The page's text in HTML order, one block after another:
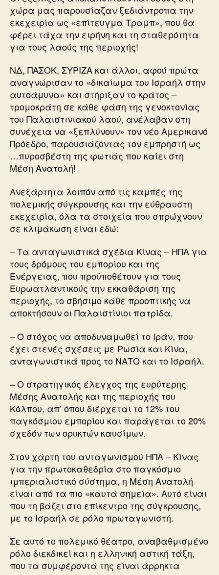
χώρα μας παρουσίαζαν ξεδιάντροπα την
εκεχειρία ως «επίτευγμα Τραμπ», που θα
φέρει τάχα την ειρήνη και τη σταθερότητα
για τους λαούς της περιοχής!
ΝΔ, ΠΑΣΟΚ, ΣΥΡΙΖΑ και άλλοι, αφού πρώτα
αναγνώρισαν το «δικαίωμα του Ισραήλ στην
αυτοάμυνα» και στήριξαν το κράτος –
τρομοκράτη σε κάθε φάση της γενοκτονίας
του Παλαιστινιακού λαού, ανέλαβαν στη
συνέχεια να «ξεπλύνουν» τον νέο Αμερικανό
Πρόεδρο, παρουσιάζοντας τον εμπρηστή ως
…πυροσβέστη της φωτιάς που καίει στη
Μέση Ανατολή!
Ανεξάρτητα λοιπόν από τις καμπές της
πολεμικής σύγκρουσης και την εύθραυστη
εκεχειρία, όλα τα στοιχεία που σπρώχνουν
σε κλιμάκωση είναι εδώ:
– Τα ανταγωνιστικά σχέδια Κίνας – ΗΠΑ για
τους δρόμους του εμπορίου και της
Ενέργειας, που προϋποθέτουν για τους
Ευρωατλαντικούς την εκκαθάριση της
περιοχής, το σβήσιμο κάθε προοπτικής να
αποκτήσουν οι Παλαιστίνιοι πατρίδα.
– Ο στόχος να αποδυναμωθεί το Ιράν, που
έχει στενές σχέσεις με Ρωσία και Κίνα,
ανταγωνιστικά προς το ΝΑΤΟ και το Ισραήλ.
– Ο στρατηγικός έλεγχος της ευρύτερης
Μέσης Ανατολής και της περιοχής του
Κόλπου, απ’ όπου διέρχεται το 12% του
παγκόσμιου εμπορίου και παράγεται το 20%
σχεδόν των ορυκτών καυσίμων.
Στον χάρτη του ανταγωνισμού ΗΠΑ – Κίνας
για την πρωτοκαθεδρία στο παγκόσμιο
ιμπεριαλιστικό σύστημα, η Μέση Ανατολή
είναι από τα πιο «καυτά σημεία». Αυτό είναι
που τη βάζει στο επίκεντρο της σύγκρουσης,
με το Ισραήλ σε ρόλο πρωταγωνιστή.
Σε αυτό το πολεμικό θέατρο, αναβαθμισμένο
ρόλο διεκδικεί και η ελληνική αστική τάξη,
που τα συμφέροντά της είναι άρρηκτα